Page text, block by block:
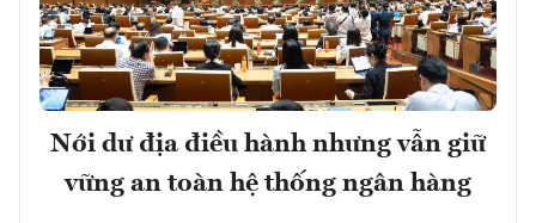
Nới dư địa điều hành nhưng vẫn giữ
vững an toàn hệ thống ngân hàng